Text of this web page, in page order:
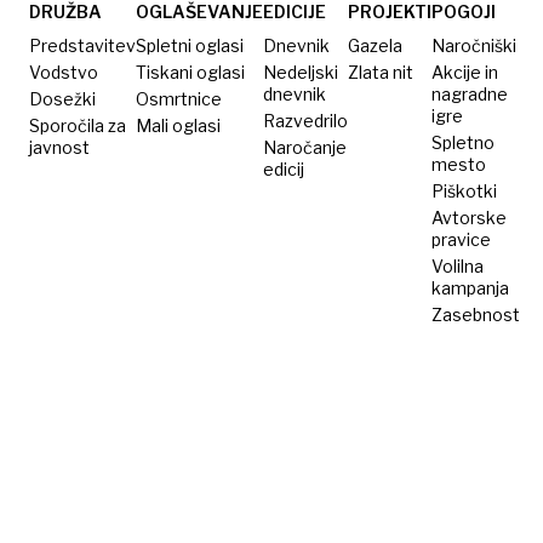
in po
faksu
DRUŽBA
Predstavitev
Vodstvo
Dosežki
Sporočila za
javnost
OGLAŠEVANJE
Spletni oglasi
Tiskani oglasi
Osmrtnice
Mali oglasi
EDICIJE
Dnevnik
Nedeljski
dnevnik
Razvedrilo
Naročanje
edicij
PROJEKTI
Gazela
Zlata nit
POGOJI
Naročniški
Akcije in
nagradne
igre
Spletno
mesto
Piškotki
Avtorske
pravice
Volilna
kampanja
Zasebnost